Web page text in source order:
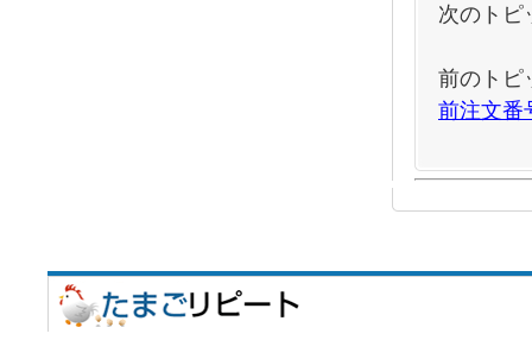
次のトピ
前のトピ
前注文番